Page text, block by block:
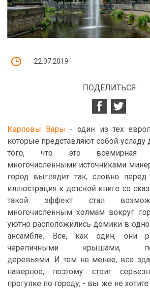
22.07.2019
ПОДЕЛИТЬСЯ:
Карловы Вары - один из тех
которые представляют собой усладу
того, что это всемирная
многочисленными источниками
город выглядит так, словно перед
иллюстрация к детской книге со
такой эффект стал
многочисленным холмам вокруг
уютно расположились домики в
ансамбле. Все, как один, они
черепичными крышами,
деревьями. И тем не менее, все
наверное, поэтому стоит
прогулке по городу, - вы же не хотите